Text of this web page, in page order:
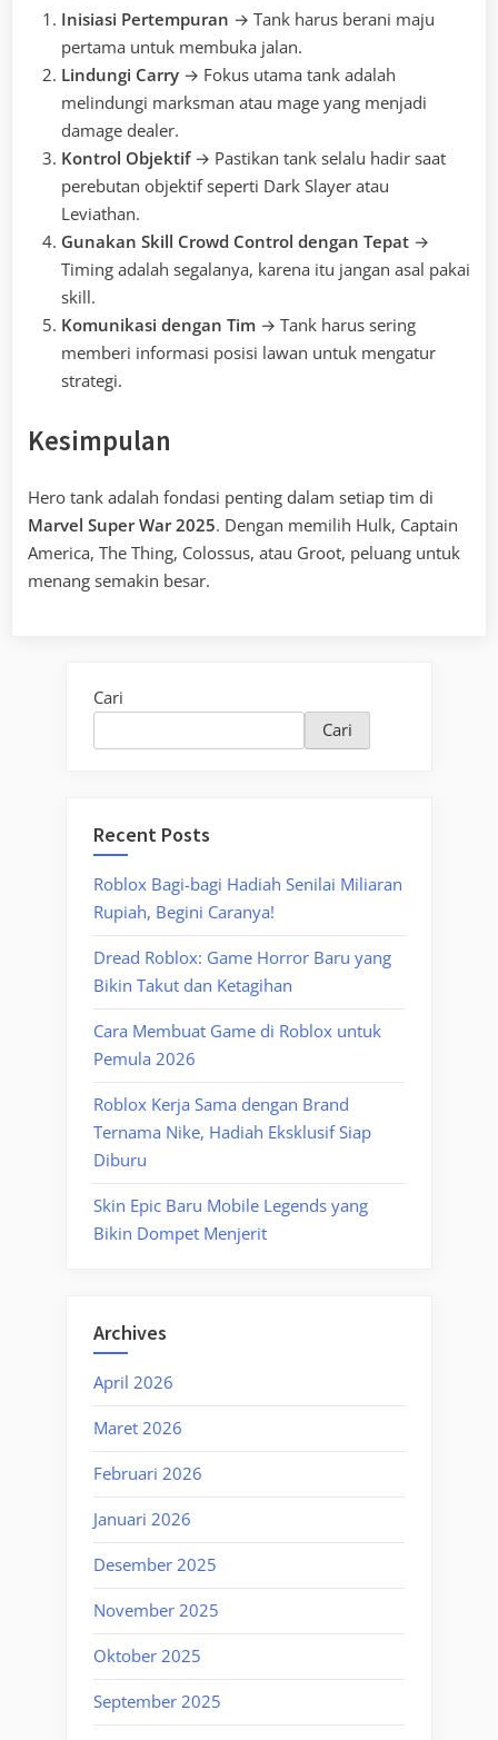
Inisiasi Pertempuran → Tank harus berani maju
pertama untuk membuka jalan.
Lindungi Carry → Fokus utama tank adalah
melindungi marksman atau mage yang menjadi
damage dealer.
Kontrol Objektif→ Pastikan tank selalu hadir saat
perebutan objektif seperti Dark Slayer atau
Leviathan.
Gunakan Skill Crowd Control dengan Tepat →
Timing adalah segalanya, karena itu jangan asal pakai
skill.
Komunikasi dengan Tim → Tank harus sering
memberi informasi posisi lawan untuk mengatur
strategi.
Kesimpulan
Hero tank adalah fondasi penting dalam setiap tim di
Marvel Super War 2025. Dengan memilih Hulk, Captain
America, The Thing, Colossus, atau Groot, peluang untuk
menang semakin besar.
Cari
Cari
Recent Posts
Roblox Bagi-bagi Hadiah Senilai Miliaran
Rupiah, Begini Caranya!
Dread Roblox: Game Horror Baru yang
Bikin Takut dan Ketagihan
Cara Membuat Game di Roblox untuk
Pemula 2026
Roblox Kerja Sama dengan Brand
Ternama Nike, Hadiah Eksklusif Siap
Diburu
Skin Epic Baru Mobile Legends yang
Bikin Dompet Menjerit
Archives
April 2026
Maret 2026
Februari 2026
Januari 2026
Desember 2025
November 2025
Oktober 2025
September 2025